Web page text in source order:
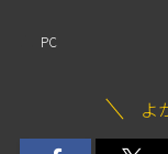
PC
よ